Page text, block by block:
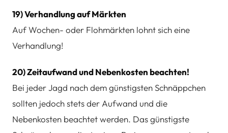
19) Verhandlung auf Märkten
Auf Wochen- oder Flohmärkten lohnt sich eine
Verhandlung!
20) Zeitaufwand und Nebenkosten beachten!
Bei jeder Jagd nach dem günstigsten Schnäppchen
sollten jedoch stets der Aufwand und die
Nebenkosten beachtet werden. Das günstigste